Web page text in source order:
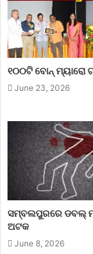
୧୦୦ଟି ବୋନ୍ ମ୍ୟାରୋ
June 23, 2026
ସମ୍ବଲପୁରରେ ଡବଲ୍
ଅଟକ
June 8, 2026